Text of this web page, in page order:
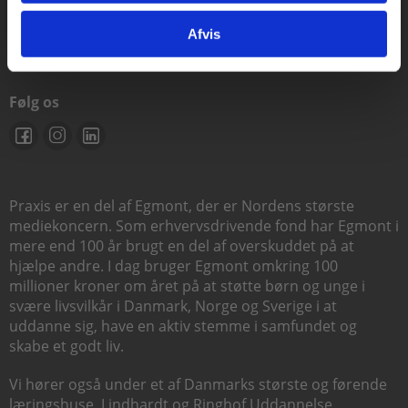
Afvis
Følg os
Praxis er en del af Egmont, der er Nordens største
mediekoncern. Som erhvervsdrivende fond har Egmont i
mere end 100 år brugt en del af overskuddet på at
hjælpe andre. I dag bruger Egmont omkring 100
millioner kroner om året på at støtte børn og unge i
svære livsvilkår i Danmark, Norge og Sverige i at
uddanne sig, have en aktiv stemme i samfundet og
skabe et godt liv.
Vi hører også under et af Danmarks største og førende